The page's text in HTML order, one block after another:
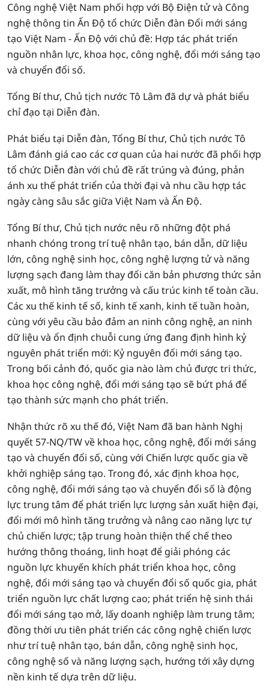
Công nghệ Việt Nam phối hợp với Bộ Điện tử và Công
nghệ thông tin Ấn Độ tổ chức Diễn đàn Đổi mới sáng
tạo Việt Nam - Ấn Độ với chủ đề: Hợp tác phát triển
nguồn nhân lực, khoa học, công nghệ, đổi mới sáng tạo
và chuyển đổi số.
Tổng Bí thư, Chủ tịch nước Tô Lâm đã dự và phát biểu
chỉ đạo tại Diễn đàn.
Phát biểu tại Diễn đàn, Tổng Bí thư, Chủ tịch nước Tô
Lâm đánh giá cao các cơ quan của hai nước đã phối hợp
tổ chức Diễn đàn với chủ đề rất trúng và đúng, phản
ánh xu thế phát triển của thời đại và nhu cầu hợp tác
ngày càng sâu sắc giữa Việt Nam và Ấn Độ.
Tổng Bí thư, Chủ tịch nước nêu rõ những đột phá
nhanh chóng trong trí tuệ nhân tạo, bán dẫn, dữ liệu
lớn, công nghệ sinh học, công nghệ lượng tử và năng
lượng sạch đang làm thay đổi căn bản phương thức sản
xuất, mô hình tăng trưởng và cấu trúc kinh tế toàn cầu.
Các xu thế kinh tế số, kinh tế xanh, kinh tế tuần hoàn,
cùng với yêu cầu bảo đảm an ninh công nghệ, an ninh
dữ liệu và ổn định chuỗi cung ứng đang định hình kỷ
nguyên phát triển mới: Kỷ nguyên đổi mới sáng tạo.
Trong bối cảnh đó, quốc gia nào làm chủ được tri thức,
khoa học công nghệ, đổi mới sáng tạo sẽ bứt phá để
tạo thành sức mạnh cho phát triển.
Nhận thức rõ xu thế đó, Việt Nam đã ban hành Nghị
quyết 57-NQ/TW về khoa học, công nghệ, đổi mới sáng
tạo và chuyển đổi số, cùng với Chiến lược quốc gia về
khởi nghiệp sáng tạo. Trong đó, xác định khoa học,
công nghệ, đổi mới sáng tạo và chuyển đổi số là động
lực trung tâm để phát triển lực lượng sản xuất hiện đại,
đổi mới mô hình tăng trưởng và nâng cao năng lực tự
chủ chiến lược; tập trung hoàn thiện thể chế theo
hướng thông thoáng, linh hoạt để giải phóng các
nguồn lực khuyến khích phát triển khoa học, công
nghệ, đổi mới sáng tạo và chuyển đổi số quốc gia, phát
triển nguồn lực chất lượng cao; phát triển hệ sinh thái
đổi mới sáng tạo mở, lấy doanh nghiệp làm trung tâm;
đồng thời ưu tiên phát triển các công nghệ chiến lược
như trí tuệ nhân tạo, bán dẫn, công nghệ sinh học,
công nghệ số và năng lượng sạch, hướng tới xây dựng
nền kinh tế dựa trên dữ liệu.